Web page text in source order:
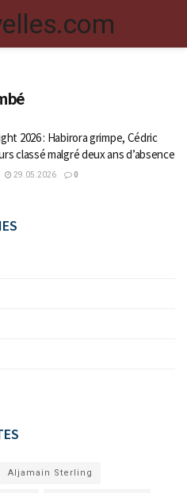
2026 : Habirora grimpe, Cédric
classé malgré deux ans d’absence
29.05.2026 0
Aljamain Sterling